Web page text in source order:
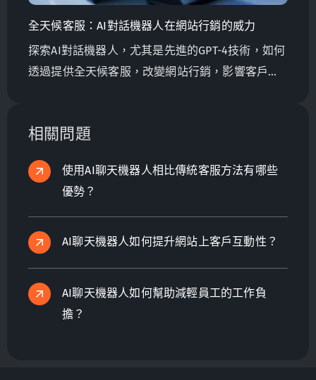
全天候客服：AI對話機器人在網站行銷的威力
探索AI對話機器人，尤其是先進的GPT-4技術，如何
透過提供全天候客服，改變網站行銷，影響客戶滿
相關問題
使用AI聊天機器人相比傳統客服方法有哪些
優勢？
AI聊天機器人如何提升網站上客戶互動性？
AI聊天機器人如何幫助減輕員工的工作負
擔？